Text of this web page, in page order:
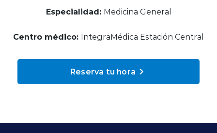
Clínicas Dentales
Reserva de Horas
Especialidad: Medicina General
Centro médico: IntegraMédica Estación Central
Reserva tu hora